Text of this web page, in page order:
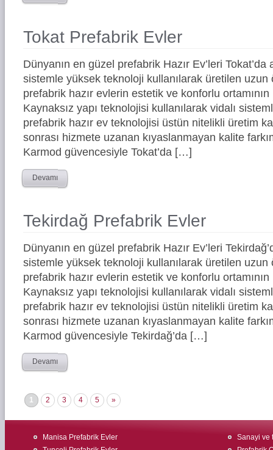
Tokat Prefabrik Evler
Dünyanın en güzel prefabrik Hazır Ev’leri
sistemle yüksek teknoloji kullanılarak üretilen
prefabrik hazır evlerin estetik ve konforlu ortamının
Kaynaksız yapı teknolojisi kullanılarak vidalı
prefabrik hazır ev teknolojisi üstün nitelikli üretim
sonrası hizmete uzanan kıyaslanmayan kalite
Karmod güvencesiyle Tokat’da […]
Devamı
Tekirdağ Prefabrik Evler
Dünyanın en güzel prefabrik Hazır Ev’leri
sistemle yüksek teknoloji kullanılarak üretilen
prefabrik hazır evlerin estetik ve konforlu ortamının
Kaynaksız yapı teknolojisi kullanılarak vidalı
prefabrik hazır ev teknolojisi üstün nitelikli üretim
sonrası hizmete uzanan kıyaslanmayan kalite
Karmod güvencesiyle Tekirdağ’da […]
Devamı
1 2 3 4 5 »
Manisa Prefabrik Evler
Sanayi ve